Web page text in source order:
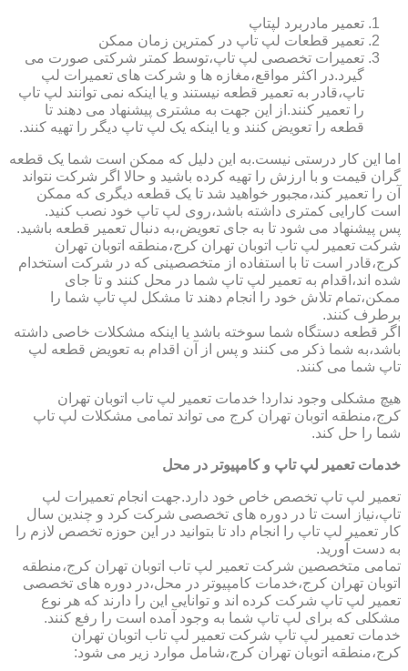
تعمیر مادربرد لپتاپ
تعمیر قطعات لپ تاپ در کمترین زمان ممکن
تعمیرات تخصصی لپ تاپ،توسط کمتر شرکتی صورت می
گیرد.در اکثر مواقع،مغازه ها و شرکت های تعمیرات لپ
تاپ،قادر به تعمیر قطعه نیستند و یا اینکه نمی توانند لپ تاپ
را تعمیر کنند.از این جهت به مشتری پیشنهاد می دهند تا
قطعه را تعویض کنند و یا اینکه یک لپ تاپ دیگر را تهیه کنند.
اما این کار درستی نیست.به این دلیل که ممکن است شما یک قطعه
گران قیمت و با ارزش را تهیه کرده باشید و حالا اگر شرکت نتواند
آن را تعمیر کند،مجبور خواهید شد تا یک قطعه دیگری که ممکن
است کارایی کمتری داشته باشد،روی لپ تاپ خود نصب کنید.
پس پیشنهاد می شود تا به جای تعویض،به دنبال تعمیر قطعه باشید.
شرکت تعمیر لپ تاب اتوبان تهران کرج،منطقه اتوبان تهران
کرج،قادر است تا با استفاده از متخصصینی که در شرکت استخدام
شده اند،اقدام به تعمیر لپ تاپ شما در محل کنند و تا جای
ممکن،تمام تلاش خود را انجام دهند تا مشکل لپ تاپ شما را
برطرف کنند.
اگر قطعه دستگاه شما سوخته باشد یا اینکه مشکلات خاصی داشته
باشد،به شما ذکر می کنند و پس از آن اقدام به تعویض قطعه لپ
تاپ شما می کنند.
هیچ مشکلی وجود ندارد! خدمات تعمیر لپ تاب اتوبان تهران
کرج،منطقه اتوبان تهران کرج می تواند تمامی مشکلات لپ تاپ
شما را حل کند.
خدمات تعمیر لپ تاپ و کامپیوتر در محل
تعمیر لپ تاپ تخصص خاص خود دارد.جهت انجام تعمیرات لپ
تاپ،نیاز است تا در دوره های تخصصی شرکت کرد و چندین سال
کار تعمیر لپ تاپ را انجام داد تا بتوانید در این حوزه تخصص لازم را
به دست آورید.
تمامی متخصصین شرکت تعمیر لپ تاب اتوبان تهران کرج،منطقه
اتوبان تهران کرج،خدمات کامپیوتر در محل،در دوره های تخصصی
تعمیر لپ تاپ شرکت کرده اند و توانایی این را دارند که هر نوع
مشکلی که برای لپ تاپ شما به وجود آمده است را رفع کنند.
خدمات تعمیر لپ تاپ شرکت تعمیر لپ تاب اتوبان تهران
کرج،منطقه اتوبان تهران کرج،شامل موارد زیر می شود: